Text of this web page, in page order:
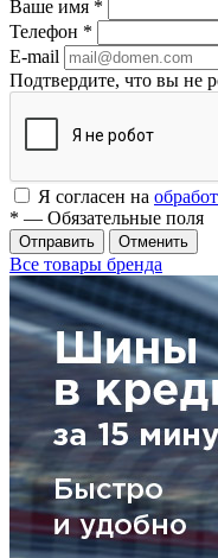
Ваше имя *
Телефон *
E-mail
Подтвердите, что вы не
Я согласен на
* — Обязательные поля
Отменить
Все товары бренда